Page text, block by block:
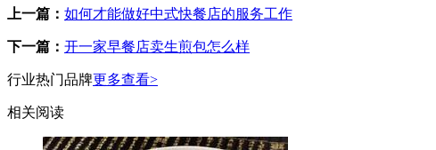
上一篇： 如何才能做好中式快餐店的服务工作
下一篇： 开一家早餐店卖生煎包怎么样
行业热门品牌更多查看>
相关阅读